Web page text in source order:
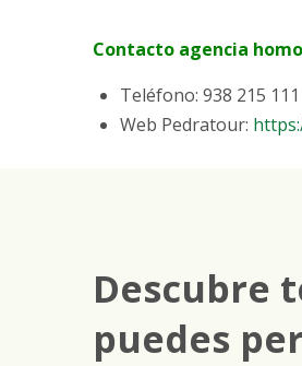
Contacto agencia
Teléfono: 938 215 111
Web Pedratour:
Descubre
puedes